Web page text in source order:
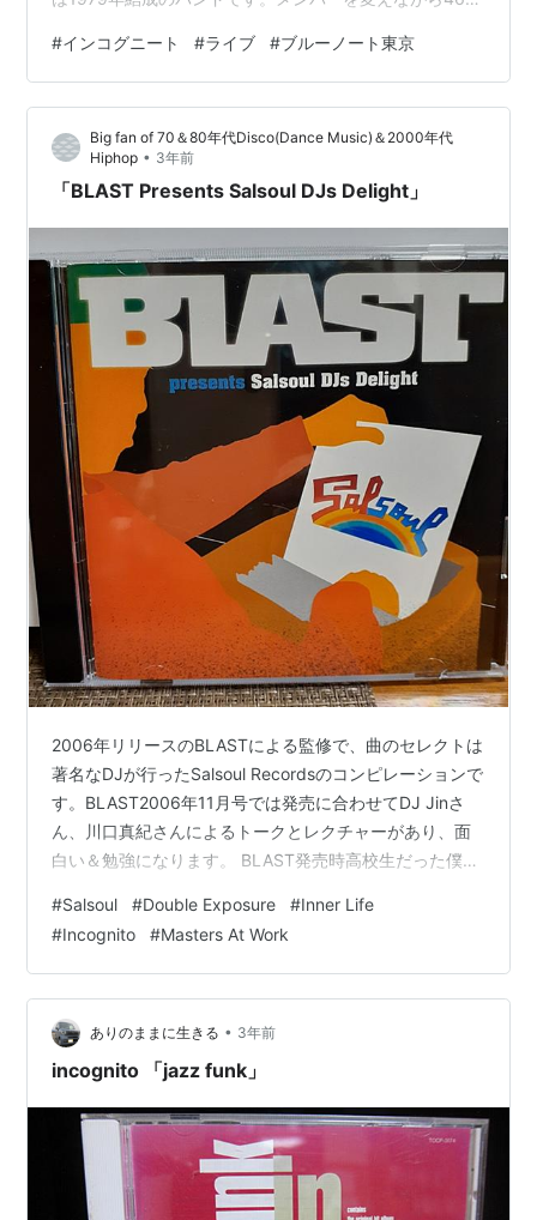
高価格だからなのか、中高年のファンが多かったです。
白髪で着物姿かつノリノリの女性もいて、素敵でした。
「インコグニート」のジャンルは、アシッド・ジャズ、
ファンクジャズ。 このジャンルでは、後発のバンド
「ザ・ブラン・ニュー・ヘヴィーズ」のほうが知られて
いるかもしれません。 どちらもカ…
#インコグニート #ライブ #ブルーノート東京
Big fan of 70＆80年代Disco(Dance Music)＆2000年代
Hiphop • 3年前
「BLAST Presents Salsoul DJs Delight」
2006年リリースのBLASTによる監修で、曲のセレクトは
著名なDJが行ったSalsoul Recordsのコンピレーションで
す。BLAST2006年11月号では発売に合わせてDJ Jinさ
ん、川口真紀さんによるトークとレクチャーがあり、面
白い＆勉強になります。 BLAST発売時高校生だった僕は
記事はスルーしていましたが、後年ディスコものに手が
伸びるようになってから改めて知り、このコンピを買い
ました。惜しむらくはサルソウルを知らなかった頃に、
Grandmaster FlashのサルソウルMixCDが400円くらいで
あったのにスルーしてしまったこ…
#Salsoul #Double Exposure #Inner Life
#Incognito #Masters At Work
ありのままに生きる • 3年前
incognito 「jazz funk」